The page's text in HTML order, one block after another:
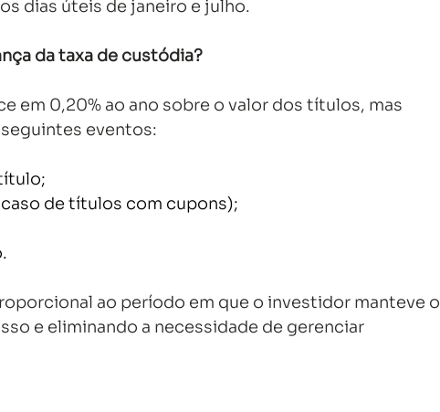
dias úteis de janeiro e julho.
da taxa de custódia?
em 0,20% ao ano sobre o valor dos títulos, mas
eventos:
de títulos com cupons);
ao período em que o investidor manteve o
e eliminando a necessidade de gerenciar